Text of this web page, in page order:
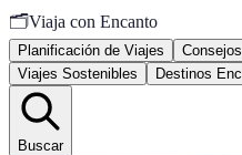
🗂️Viaja con Encanto
Planificación de Viajes
Viajes Sostenibles
Destinos
Buscar